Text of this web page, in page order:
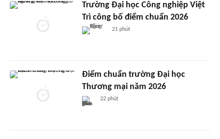
Trường Đại học Công nghiệp Việt
Trì công bố điểm chuẩn 2026
21 phút
Điểm chuẩn trường Đại học
Thương mại năm 2026
22 phút